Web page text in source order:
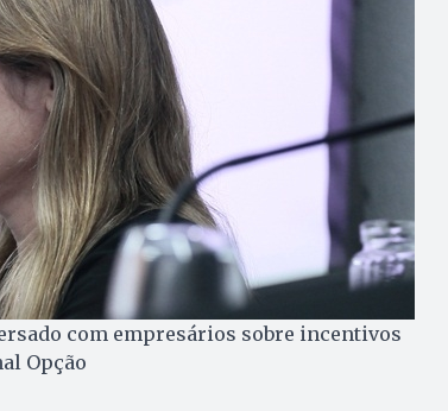
com empresários sobre incentivos
Opção